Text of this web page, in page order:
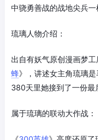
中骁勇善战的战地尖兵一
琉璃人物介绍：
出自有妖气原创漫画梦
蜂》，讲述女主角琉璃
380天里她接到了一份最
属于琉璃的联动大作战：